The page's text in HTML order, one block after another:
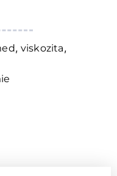
, viskozita,